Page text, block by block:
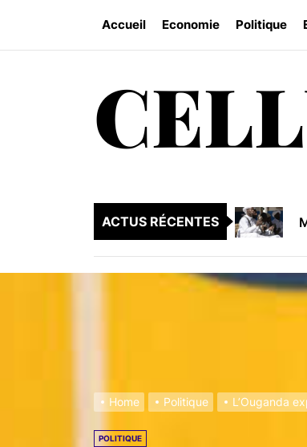
the
Accueil Economie Politique
ACTUS RÉCENTES
Home Politique L’Ouganda
POLITIQUE